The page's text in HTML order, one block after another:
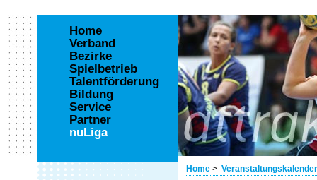
Home > Veranstaltungskalender
Home
Verband
Bezirke
Spielbetrieb
Talentförderung
Bildung
Service
Partner
nuLiga